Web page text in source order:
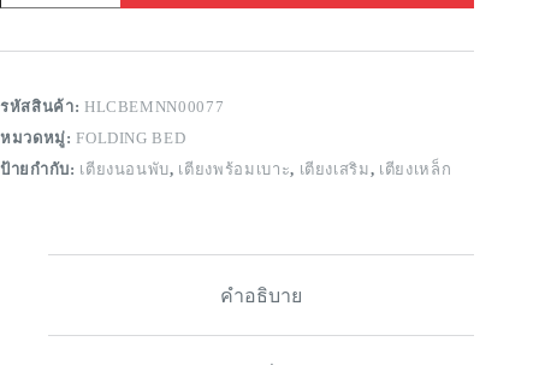
รหัสสินค้า: HLCBEMNN00077
หมวดหมู่:FOLDING BED
ป้ายกำกับ: เตียงนอนพับ, เตียงพร้อมเบาะ, เตียงเสริม, เตียงเหล็ก
คำอธิบาย